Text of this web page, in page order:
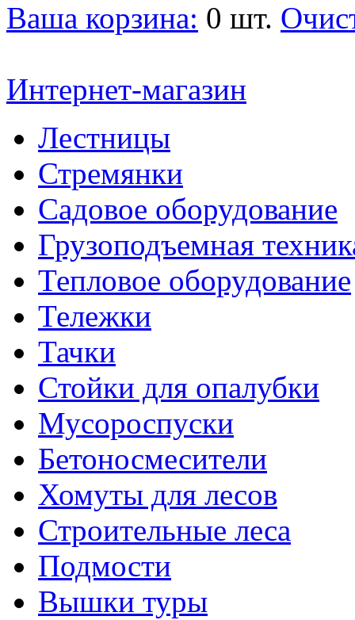
Ваша корзина: 0 шт.
Интернет-магазин
Лестницы
Стремянки
Садовое оборудование
Грузоподъемная
Тепловое оборудование
Тележки
Тачки
Стойки для опалубки
Мусороспуски
Бетоносмесители
Хомуты для лесов
Строительные леса
Подмости
Вышки туры